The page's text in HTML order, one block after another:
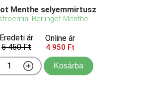
Menthe selyemmirtusz
'Berlingot Menthe'
Eredeti ár
5 450 Ft
Online ár
4 950 Ft
Kosárba